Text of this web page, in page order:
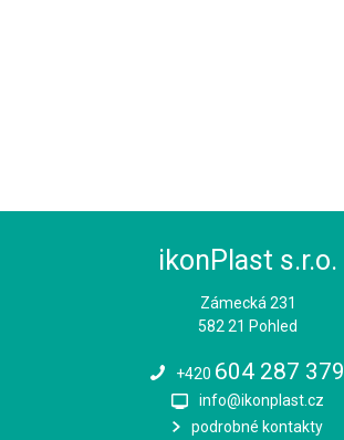
ikonPlast s.r.o.
Zámecká 231
582 21 Pohled
+420 604 287 379
info@ikonplast.cz
podrobné kontakty